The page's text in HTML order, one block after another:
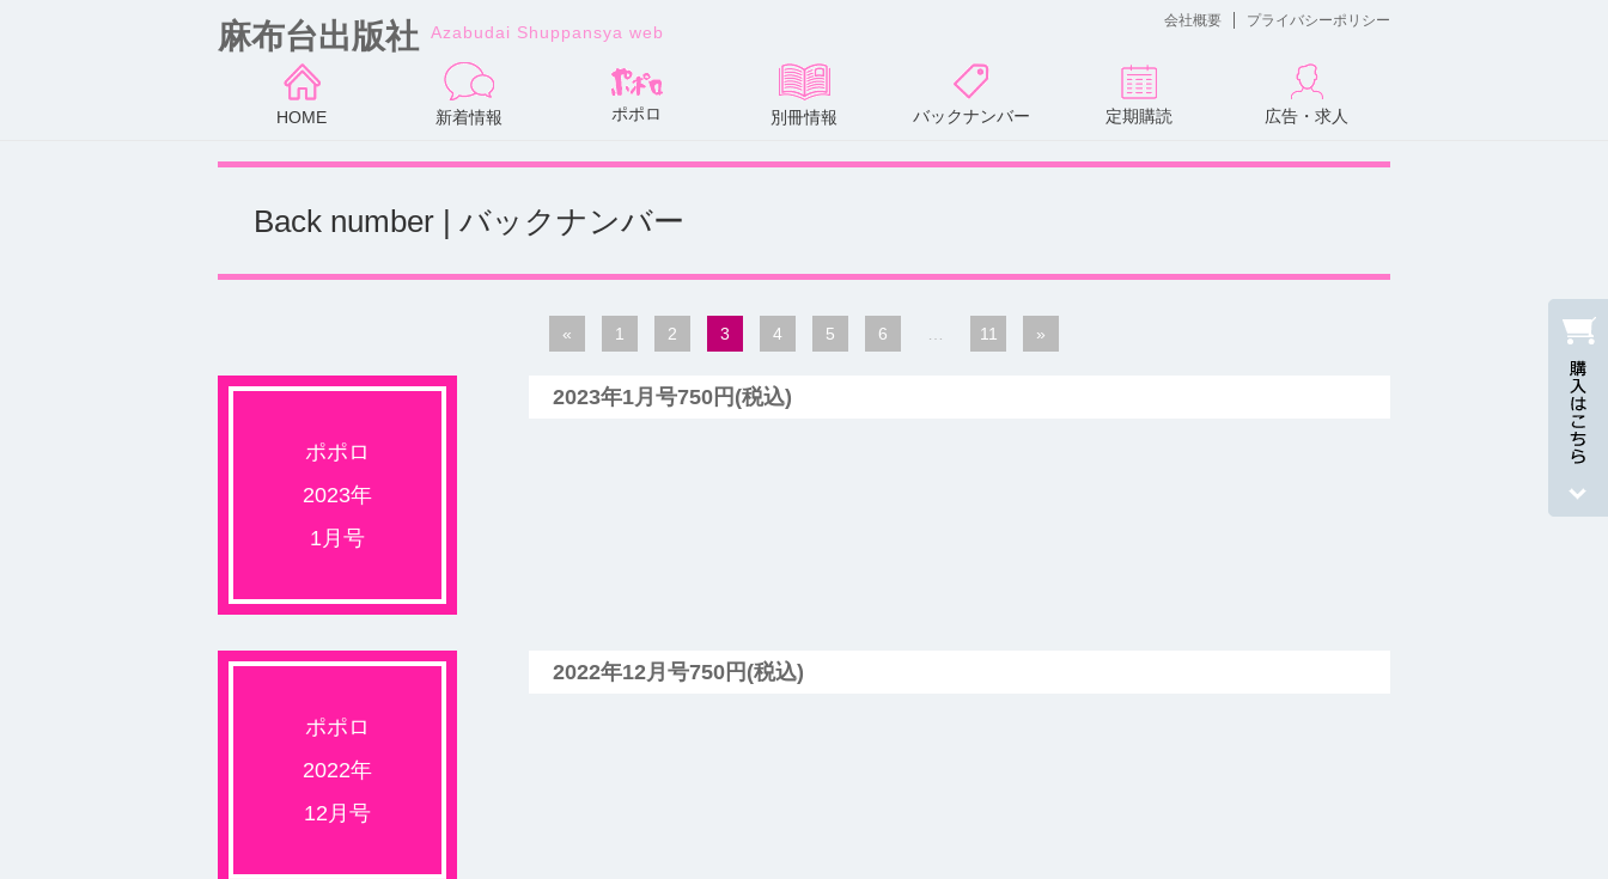
麻布台出版社 Azabudai Shuppansya web
会社概要 プライバシーポリシー
HOME 新着情報 ポポロ 別冊情報 バックナンバー 定期購読 広告・求人
Back number | バックナンバー
« 1 2 3 4 5 6 … 11 »
ポポロ
2023年
1月号
2023年1月号750円(税込)
ポポロ
2022年
12月号
2022年12月号750円(税込)